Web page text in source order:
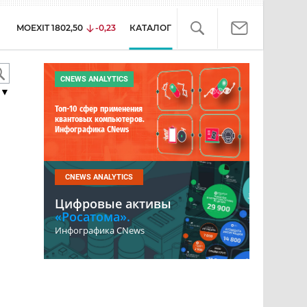
MOEXIT 1802,50 -0,23 КАТАЛОГ
CNEWS ANALYTICS
Топ-10 сфер применения
квантовых компьютеров.
Инфографика CNews
CNEWS ANALYTICS
Цифровые активы
«Росатома».
Инфографика CNews